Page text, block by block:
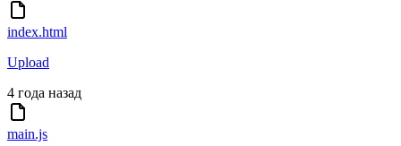
index.html
Upload
4 года назад
main.js